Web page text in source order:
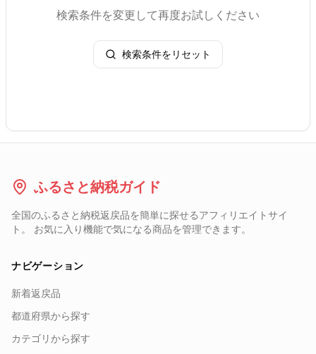
検索条件を変更して再度お試しください
検索条件をリセット
ふるさと納税ガイド
全国のふるさと納税返戻品を簡単に探せるアフィリエイトサイ
ト。 お気に入り機能で気になる商品を管理できます。
ナビゲーション
新着返戻品
都道府県から探す
カテゴリから探す